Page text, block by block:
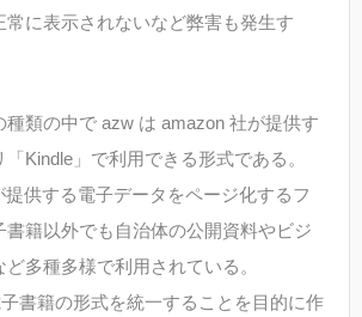
常に表示されないなど弊害も発生す
種類の中で azw は amazon 社が提供す
Kindle」で利用できる形式である。
提供する電子データをページ化するフ
書籍以外でも自治体の公開資料やビジ
多種多様で利用されている。
書籍の形式を統一することを目的に作